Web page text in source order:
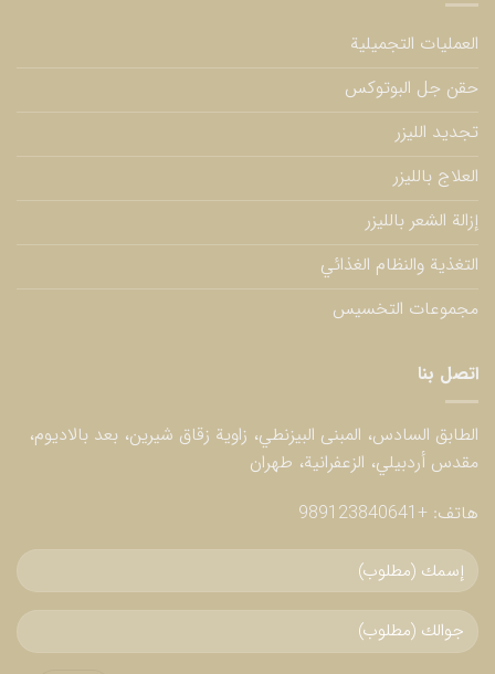
العمليات التجميلية
حقن جل البوتوكس
تجديد الليزر
العلاج بالليزر
إزالة الشعر بالليزر
التغذية والنظام الغذائي
مجموعات التخسيس
اتصل بنا
الطابق السادس، المبنى البيزنطي، زاوية زقاق شيرين، بعد بالاديوم،
مقدس أردبيلي، الزعفرانية، طهران
هاتف: +989123840641